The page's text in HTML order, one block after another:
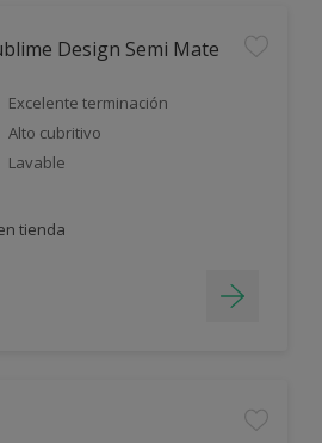
Design Semi Mate
Excelente terminación
Alto cubritivo
Lavable
tienda